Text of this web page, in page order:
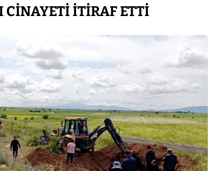
CİNAYETİ İTİRAF ETTİ